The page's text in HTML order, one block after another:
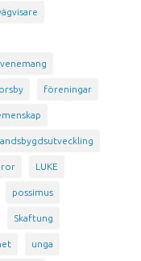
föreningar
LUKE
possimus
Skaftung
unga